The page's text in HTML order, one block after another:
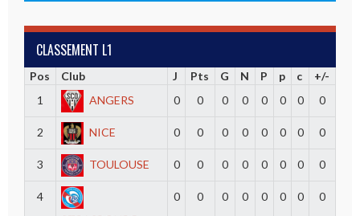
CLASSEMENT L1
Pos Club J Pts G N P p c
+/-
1
ANGERS 0 0 0 0 0 0 0 0
2 NICE 0 0 0 0 0 0 0 0
3 TOULOUSE 0 0 0 0 0 0 0 0
4
0 0 0 0 0 0 0 0